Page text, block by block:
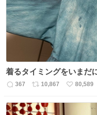
数
着るタイミングをいまだ
返
数
367
リ
ス
10,867
い
80,589